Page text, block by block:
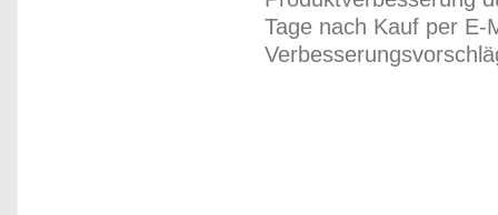
Tage nach Kauf per E-